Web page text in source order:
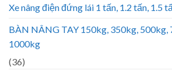
Xe nâng điện đứng lái 1 tấn, 1.2 tấn, 1.5
BÀN NÂNG TAY 150kg, 350kg, 500kg,
1000kg
(36)